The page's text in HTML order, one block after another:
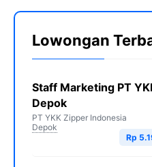
Lowongan
Staff Marketing PT
Depok
PT YKK Zipper Indonesia
Depok
Rp